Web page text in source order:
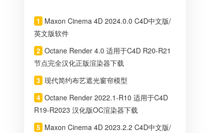
1
Maxon Cinema 4D 2024.0.0 C4D中文版/
英文版软件
2 Octane Render 4.0 适用于C4D R20-R21
节点完全汉化正版渲染器下载
3 现代简约布艺遮光窗帘模型
4 Octane Render 2022.1-R10 适用于C4D
R19-R2023 汉化版OC渲染器下载
5 Maxon Cinema 4D 2023.2.2 C4D中文版/